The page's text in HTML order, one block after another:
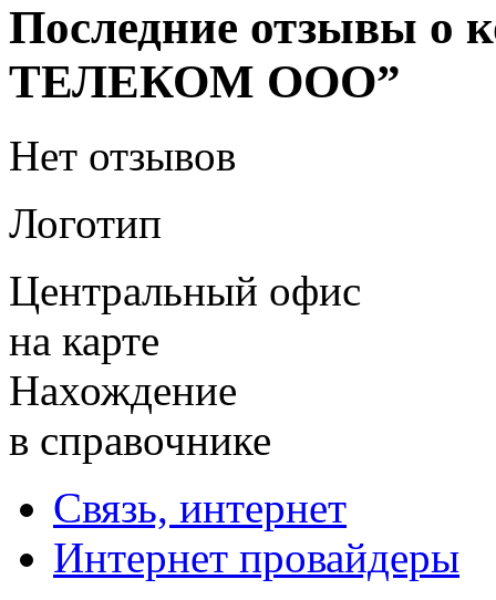
Последние отзывы
ТЕЛЕКОМ ООО”
Нет отзывов
Логотип
Центральный офис
на карте
Нахождение
в справочнике
Связь, интернет
Интернет провайдеры